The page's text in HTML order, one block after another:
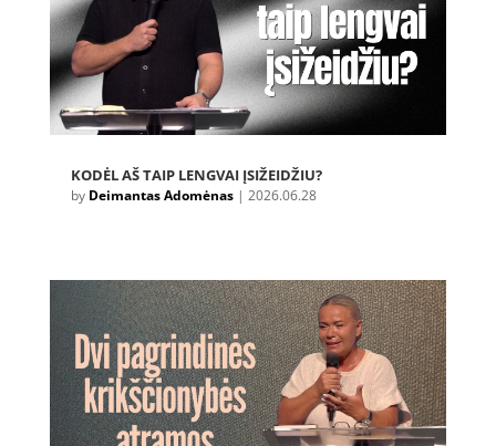
KODĖL AŠ TAIP LENGVAI ĮSIŽEIDŽIU?
by Deimantas Adomėnas| 2026.06.28